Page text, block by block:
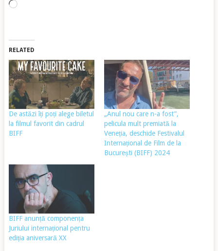
Încarc...
RELATED
De astăzi îți poți alege biletul
la filmul favorit din cadrul
BIFF
„Anul nou care n-a fost”,
pelicula mult premiată la
Veneția, deschide Festivalul
Internațional de Film de la
București (BIFF) 2024
BIFF anunță componența
Juriului internațional pentru
ediția aniversară XX